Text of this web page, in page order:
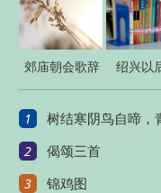
郊庙朝会歌辞
建隆乾德朝会
乐章二十八首
绍兴以
1 树结寒阴鸟自啼，
2 偈颂三首
3 锦鸡图